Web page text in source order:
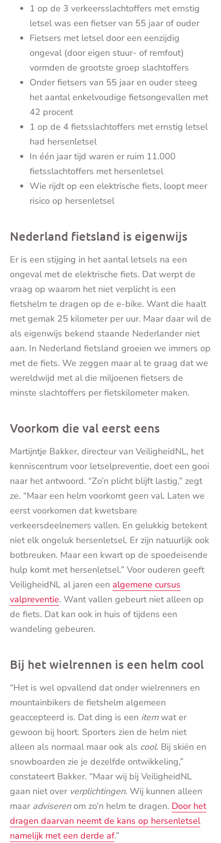
1 op de 3 verkeersslachtoffers met ernstig
letsel was een fietser van 55 jaar of ouder
Fietsers met letsel door een eenzijdig
ongeval (door eigen stuur- of remfout)
vormden de grootste groep slachtoffers
Onder fietsers van 55 jaar en ouder steeg
het aantal enkelvoudige fietsongevallen met
42 procent
1 op de 4 fietsslachtoffers met ernstig letsel
had hersenletsel
In één jaar tijd waren er ruim 11.000
fietsslachtoffers met hersenletsel
Wie rijdt op een elektrische fiets, loopt meer
risico op hersenletsel
Nederland fietsland is eigenwijs
Er is een stijging in het aantal letsels na een
ongeval met de elektrische fiets. Dat werpt de
vraag op waarom het niet verplicht is een
fietshelm te dragen op de e-bike. Want die haalt
met gemak 25 kilometer per uur. Maar daar wil de
als eigenwijs bekend staande Nederlander niet
aan. In Nederland fietsland groeien we immers op
met de fiets. We zeggen maar al te graag dat we
wereldwijd met al die miljoenen fietsers de
minste slachtoffers per fietskilometer maken.
Voorkom die val eerst eens
Martijntje Bakker, directeur van VeiligheidNL, het
kenniscentrum voor letselpreventie, doet een gooi
naar het antwoord. “Zo’n plicht blijft lastig,” zegt
ze. “Maar een helm voorkomt geen val. Laten we
eerst voorkomen dat kwetsbare
verkeersdeelnemers vallen. En gelukkig betekent
niet elk ongeluk hersenletsel. Er zijn natuurlijk ook
botbreuken. Maar een kwart op de spoedeisende
hulp komt met hersenletsel.” Voor ouderen geeft
VeiligheidNL al jaren een algemene cursus
valpreventie. Want vallen gebeurt niet alleen op
de fiets. Dat kan ook in huis of tijdens een
wandeling gebeuren.
Bij het wielrennen is een helm cool
“Het is wel opvallend dat onder wielrenners en
mountainbikers de fietshelm algemeen
geaccepteerd is. Dat ding is een itemwat er
gewoon bij hoort. Sporters zien de helm niet
alleen als normaal maar ook als cool. Bij skiën en
snowboarden zie je dezelfde ontwikkeling,”
constateert Bakker. “Maar wij bij VeiligheidNL
gaan niet over verplichtingen. Wij kunnen alleen
maar adviserenom zo’n helm te dragen. Door het
dragen daarvan neemt de kans op hersenletsel
namelijk met een derde af.”